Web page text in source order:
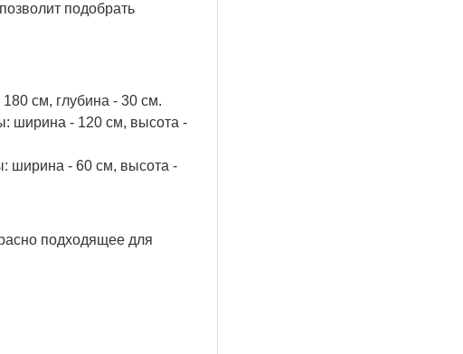
подобрать
см, глубина - 30 см.
ширина - 120 см, высота -
ширина - 60 см, высота -
подходящее для